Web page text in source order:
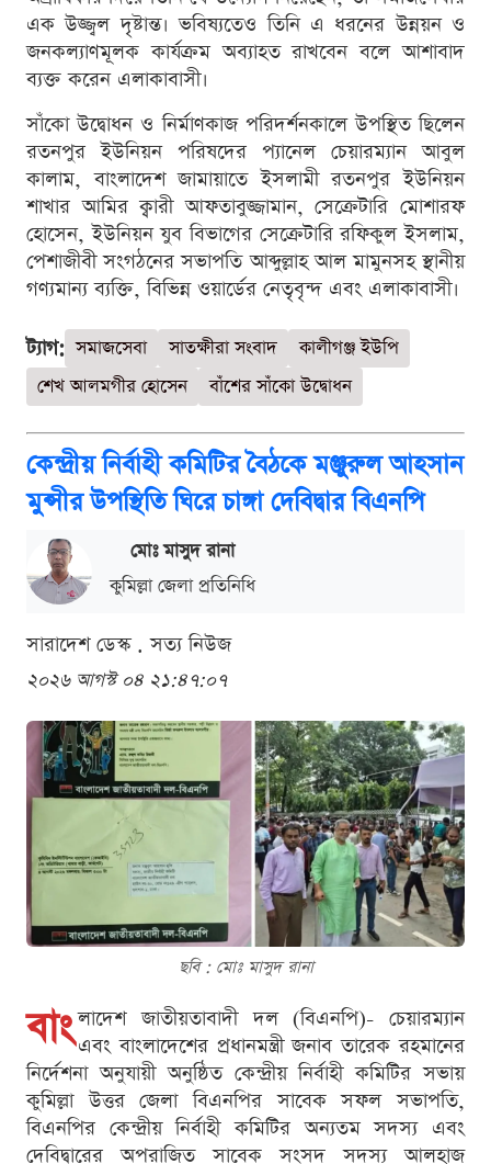
এক উজ্জ্বল দৃষ্টান্ত। ভবিষ্যতেও তিনি এ ধরনের উন্নয়ন ও
জনকল্যাণমূলক কার্যক্রম অব্যাহত রাখবেন বলে আশাবাদ
ব্যক্ত করেন এলাকাবাসী।
সাঁকো উদ্বোধন ও নির্মাণকাজ পরিদর্শনকালে উপস্থিত ছিলেন
রতনপুর ইউনিয়ন পরিষদের প্যানেল চেয়ারম্যান আবুল
কালাম, বাংলাদেশ জামায়াতে ইসলামী রতনপুর ইউনিয়ন
শাখার আমির ক্বারী আফতাবুজ্জামান, সেক্রেটারি মোশারফ
হোসেন, ইউনিয়ন যুব বিভাগের সেক্রেটারি রফিকুল ইসলাম,
পেশাজীবী সংগঠনের সভাপতি আব্দুল্লাহ আল মামুনসহ স্থানীয়
গণ্যমান্য ব্যক্তি, বিভিন্ন ওয়ার্ডের নেতৃবৃন্দ এবং এলাকাবাসী।
ট্যাগ: সমাজসেবা সাতক্ষীরা সংবাদ
কালীগঞ্জ ইউপি
শেখ আলমগীর হোসেন
বাঁশের সাঁকো উদ্বোধন
কেন্দ্রীয় নির্বাহী কমিটির বৈঠকে মঞ্জুরুল আহসান
মুন্সীর উপস্থিতি ঘিরে চাঙ্গা দেবিদ্বার বিএনপি
মোঃ মাসুদ রানা
কুমিল্লা জেলা প্রতিনিধি
সারাদেশ ডেস্ক . সত্য নিউজ
২০২৬ আগস্ট ০৪ ২১:৪৭:০৭
ছবি : মোঃ মাসুদ রানা
বাং লাদেশ জাতীয়তাবাদী দল (বিএনপি)- চেয়ারম্যান
এবং বাংলাদেশের প্রধানমন্ত্রী জনাব তারেক রহমানের
নির্দেশনা অনুযায়ী অনুষ্ঠিত কেন্দ্রীয় নির্বাহী কমিটির সভায়
কুমিল্লা উত্তর জেলা বিএনপির সাবেক সফল সভাপতি,
বিএনপির কেন্দ্রীয় নির্বাহী কমিটির অন্যতম সদস্য এবং
দেবিদ্বারের অপরাজিত সাবেক সংসদ সদস্য আলহাজ